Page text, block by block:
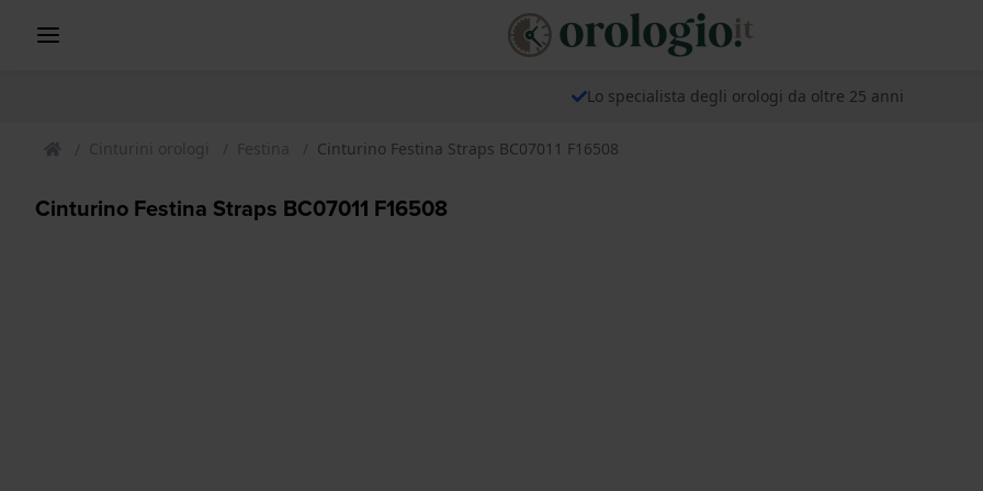
Lo specialista degli orologi da oltre 25 anni
Cinturini orologi Festina Cinturino Festina Straps BC07011 F16508
Cinturino Festina Straps BC07011 F16508